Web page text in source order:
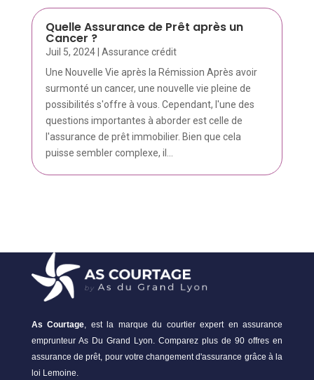
Quelle Assurance de Prêt après un
Cancer ?
Juil 5, 2024| Assurance crédit
Une Nouvelle Vie après la Rémission Après avoir
surmonté un cancer, une nouvelle vie pleine de
possibilités s'offre à vous. Cependant, l'une des
questions importantes à aborder est celle de
l'assurance de prêt immobilier. Bien que cela
puisse sembler complexe, il...
As Courtage, est la marque du courtier expert en assurance
emprunteur As Du Grand Lyon. Comparez plus de 90 offres en
assurance de prêt, pour votre changement d'assurance grâce à la
loi Lemoine.